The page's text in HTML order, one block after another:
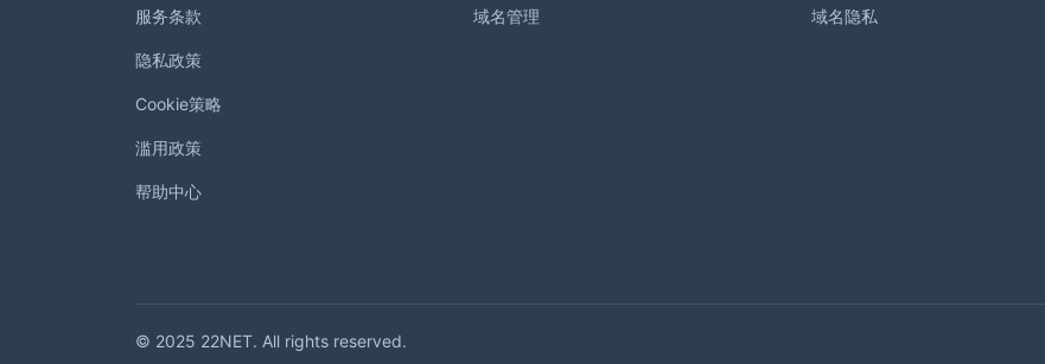
服务条款
隐私政策
Cookie策略
滥用政策
帮助中心
域名管理 域名隐私
© 2025 22NET. All rights reserved.